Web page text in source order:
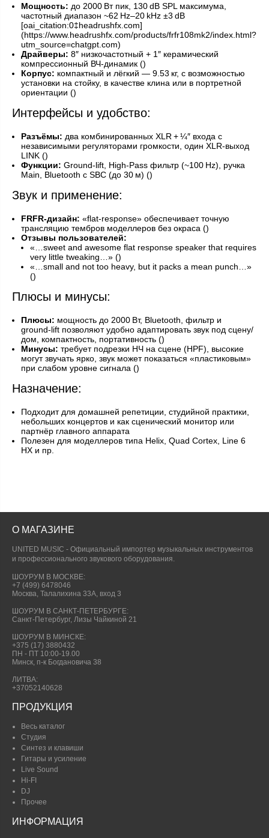
Мощность: до 2000 Вт пик, 130 dB SPL максимума,
частотный диапазон ~62 Hz–20 kHz ±3 dB
[oai_citation:0‡headrushfx.com]
(https://www.headrushfx.com/products/frfr108mk2/index.html?
utm_source=chatgpt.com)
Драйверы: 8″ низкочастотный + 1″ керамический
компрессионный ВЧ-динамик ()
Корпус: компактный и лёгкий — 9.53 кг, с возможностью
установки на стойку, в качестве клина или в портретной
ориентации ()
Интерфейсы и удобство:
Разъёмы: два комбинированных XLR + ¼″ входа с
независимыми регуляторами громкости, один XLR‑выход
LINK ()
Функции: Ground‑lift, High‑Pass фильтр (~100 Hz), ручка
Main, Bluetooth с SBC (до 30 м) ()
Звук и применение:
FRFR-дизайн: «flat-response» обеспечивает точную
трансляцию тембров моделлеров без окраса ()
Отзывы пользователей:
«…sweet and awesome flat response speaker that requires
very little tweaking…» ()
«…small and not too heavy, but it packs a mean punch…»
()
Плюсы и минусы:
Плюсы: мощность до 2000 Вт, Bluetooth, фильтр и
ground‑lift позволяют удобно адаптировать звук под сцену/
дом, компактность, портативность ()
Минусы: требует подрезки НЧ на сцене (HPF), высокие
могут звучать ярко, звук может показаться «пластиковым»
при слабом уровне сигнала ()
Назначение:
Подходит для домашней репетиции, студийной практики,
небольших концертов и как сценический монит­ор или
партнёр главного аппарата
Полезен для моделлеров типа Helix, Quad Cortex, Line 6
HX и пр.
О МАГАЗИНЕ
UNITED MUSIC - Официальный импортер музыкальных инструментов
и профессионального звукового оборудования.
ШОУРУМ В МОСКВЕ:
+7 (499) 6478046
Москва, Талалихина 33А, вход 3
ШОУРУМ В САНКТ-ПЕТЕРБУРГЕ:
Санкт-Петербург, Лизы Чайкиной 21
ШОУРУМ В МИНСКЕ:
+375 (17) 3880432
ПН - ПТ 10:00-19.00
Минск, п-к Богдановича 38
ЛИТВА:
+37052140628
ПРОДУКЦИЯ
Весь каталог
Студия
Синтез и клавиши
Гитары и усиление
Live Sound
Hi-FI
DJ
Прочее
ИНФОРМАЦИЯ